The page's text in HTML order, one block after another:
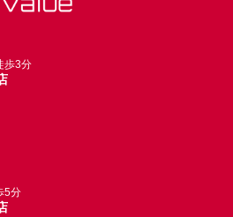
歩3分
5分